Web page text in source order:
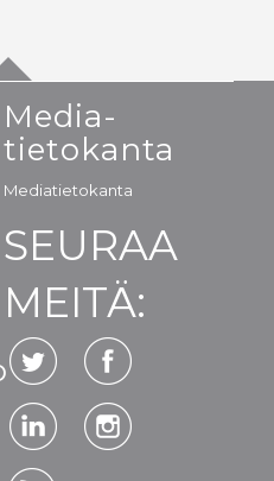
Media-
tietokanta
Mediatietokanta
SEURAA
MEITÄ: